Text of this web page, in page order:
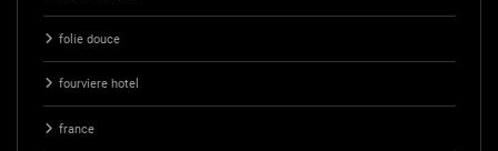
folie douce
fourviere hotel
france